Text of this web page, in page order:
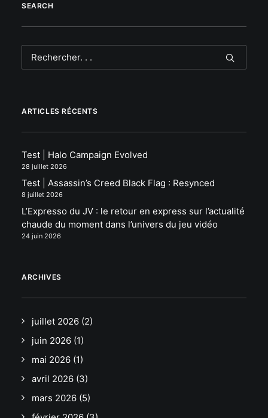
SEARCH
ARTICLES RÉCENTS
Test | Halo Campaign Evolved
28 juillet 2026
Test | Assassin’s Creed Black Flag : Resynced
8 juillet 2026
L’Expresso du JV : le retour en express sur l’actualité
chaude du moment dans l’univers du jeu vidéo
24 juin 2026
ARCHIVES
juillet 2026 (2)
juin 2026 (1)
mai 2026 (1)
avril 2026 (3)
mars 2026 (5)